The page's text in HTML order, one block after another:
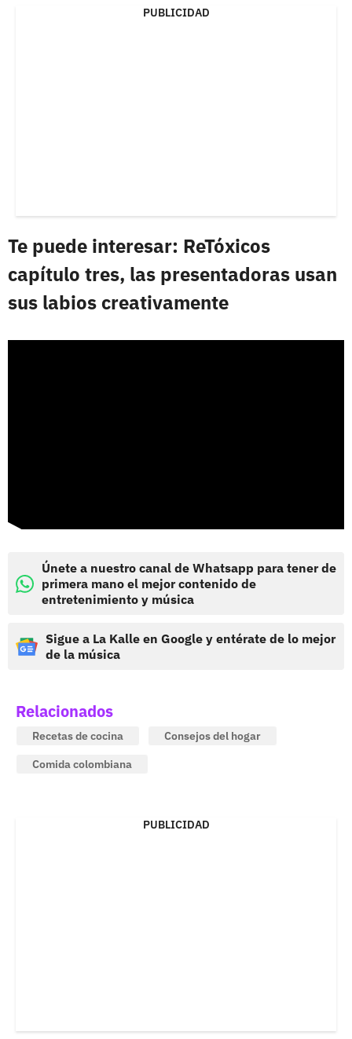
PUBLICIDAD
Te puede interesar: ReTóxicos
capítulo tres, las presentadoras usan
sus labios creativamente
Únete a nuestro canal de Whatsapp para tener de
primera mano el mejor contenido de
entretenimiento y música
Sigue a La Kalle en Google y entérate de lo mejor
de la música
Relacionados
Recetas de cocina
Consejos del hogar
Comida colombiana
PUBLICIDAD